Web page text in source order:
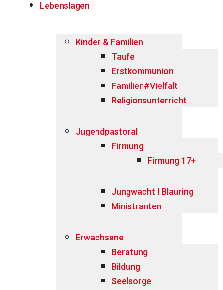
Lebenslagen
Kinder & Familien
Taufe
Erstkommunion
Familien#Vielfalt
Religionsunterricht
Jugendpastoral
Firmung
Firmung 17+
Jungwacht I Blauring
Ministranten
Erwachsene
Beratung
Bildung
Seelsorge